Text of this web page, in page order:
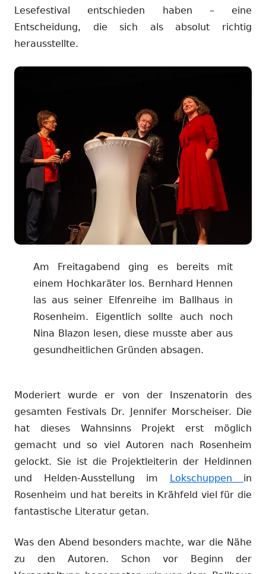
Lesefestival entschieden haben – eine
Entscheidung, die sich als absolut richtig
herausstellte.
Am Freitagabend ging es bereits mit
einem Hochkaräter los. Bernhard Hennen
las aus seiner Elfenreihe im Ballhaus in
Rosenheim. Eigentlich sollte auch noch
Nina Blazon lesen, diese musste aber aus
gesundheitlichen Gründen absagen.
Moderiert wurde er von der Inszenatorin des
gesamten Festivals Dr. Jennifer Morscheiser. Die
hat dieses Wahnsinns Projekt erst möglich
gemacht und so viel Autoren nach Rosenheim
gelockt. Sie ist die Projektleiterin der Heldinnen
und Helden-Ausstellung im Lokschuppen in
Rosenheim und hat bereits in Krähfeld viel für die
fantastische Literatur getan.
Was den Abend besonders machte, war die Nähe
zu den Autoren. Schon vor Beginn der